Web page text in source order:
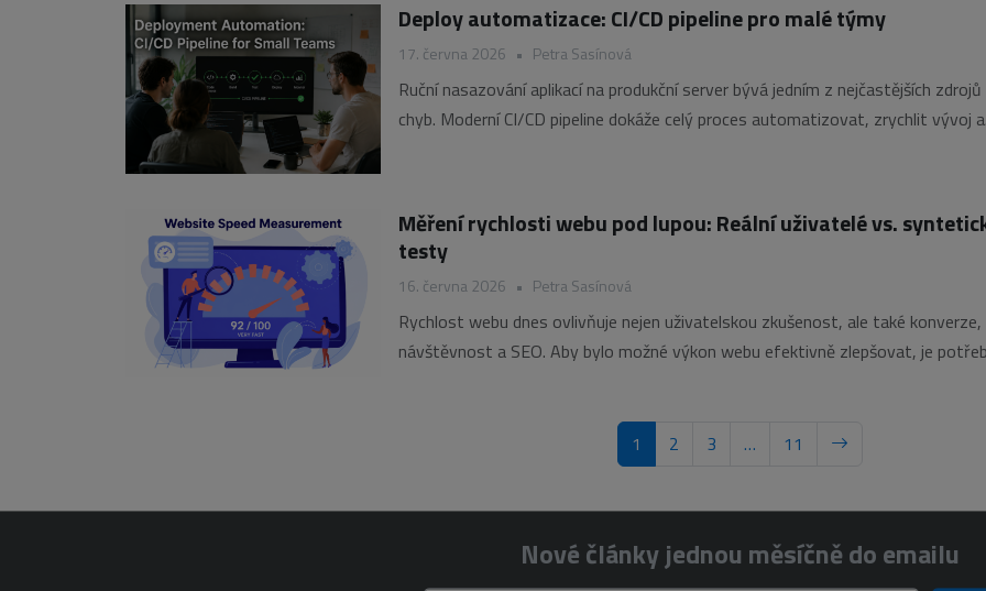
Deploy automatizace: CI/CD pipeline pro malé týmy
17. června 2026 • Petra Sasínová
Ruční nasazování aplikací na produkční server bývá jedním z nejčastějších zdrojů
chyb. Moderní CI/CD pipeline dokáže celý proces automatizovat, zrychlit vývoj a
Měření rychlosti webu pod lupou: Reální uživatelé vs.
testy
16. června 2026 • Petra Sasínová
Rychlost webu dnes ovlivňuje nejen uživatelskou zkušenost, ale také konverze,
návštěvnost a SEO. Aby bylo možné výkon webu efektivně zlepšovat, je
1 2 3 … 11
Nové články jednou měsíčně do emailu